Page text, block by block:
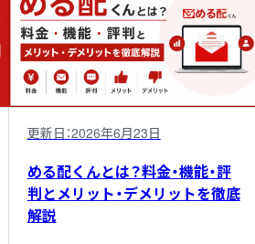
更新日：2026年6月23日
める配くんとは？料金・機能・評
判とメリット・デメリットを徹底
解説